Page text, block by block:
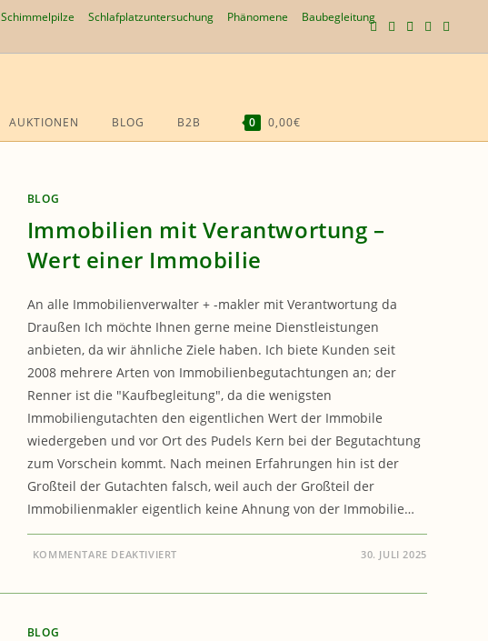
Schimmelpilze Schlafplatzuntersuchung Phänomene
Baubegleitung
AUKTIONEN BLOG B2B 0 0,00€
WEBSITE-
BLOG
Immobilien mit Verantwortung –
Wert einer Immobilie
An alle Immobilienverwalter + -makler mit Verantwortung da
Draußen Ich möchte Ihnen gerne meine Dienstleistungen
anbieten, da wir ähnliche Ziele haben. Ich biete Kunden seit
2008 mehrere Arten von Immobilienbegutachtungen an; der
Renner ist die "Kaufbegleitung", da die wenigsten
Immobiliengutachten den eigentlichen Wert der Immobile
wiedergeben und vor Ort des Pudels Kern bei der Begutachtung
zum Vorschein kommt. Nach meinen Erfahrungen hin ist der
Großteil der Gutachten falsch, weil auch der Großteil der
Immobilienmakler eigentlich keine Ahnung von der Immobilie…
KOMMENTARE DEAKTIVIERT
VERANTWORTUNG
30. JULI 2025
BLOG